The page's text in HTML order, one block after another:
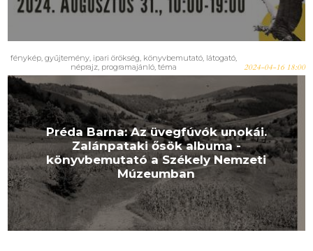
fénykép, gyűjtemény, ipari örökség, könyvbemutató, látogató,
néprajz, programajánló, téma 2024-04-16 18:00
Préda Barna: Az üvegfúvók unokái.
Zalánpataki ősök albuma -
könyvbemutató a Székely Nemzeti
Múzeumban